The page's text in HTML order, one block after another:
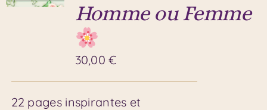
Homme ou Femme
30,00€
22 pages inspirantes et